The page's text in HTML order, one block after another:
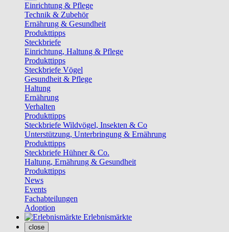
Einrichtung & Pflege
Technik & Zubehör
Ernährung & Gesundheit
Produkttipps
Steckbriefe
Einrichtung, Haltung & Pflege
Produkttipps
Steckbriefe Vögel
Gesundheit & Pflege
Haltung
Ernährung
Verhalten
Produkttipps
Steckbriefe Wildvögel, Insekten & Co
Unterstützung, Unterbringung & Ernährung
Produkttipps
Steckbriefe Hühner & Co.
Haltung, Ernährung & Gesundheit
Produkttipps
News
Events
Fachabteilungen
Adoption
Erlebnismärkte
close